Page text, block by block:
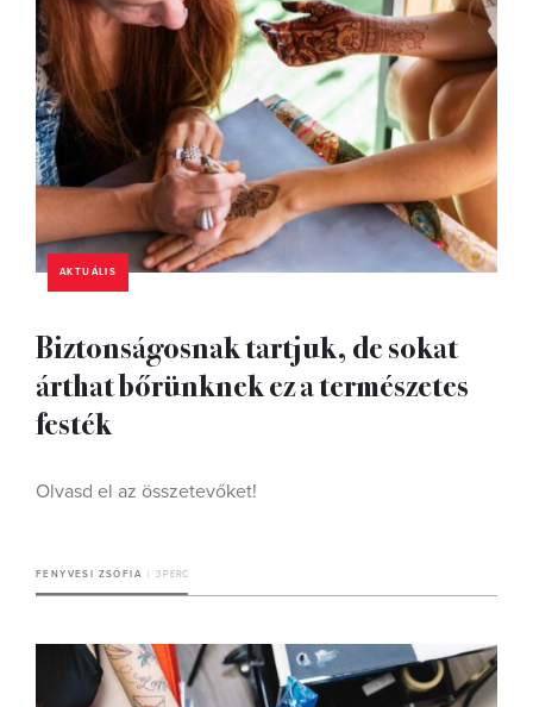
AKTUÁLIS
Biztonságosnak tartjuk, de sokat
árthat bőrünknek ez a természetes
festék
Olvasd el az összetevőket!
FENYVESI ZSÓFIA 3 PERC